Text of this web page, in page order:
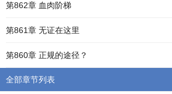
第862章 血肉阶梯
第861章 无证在这里
第860章 正规的途径？
全部章节列表